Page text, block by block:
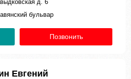
д. 6
бульвар
Позвонить
Евгений